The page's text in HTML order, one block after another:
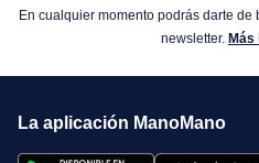
En cualquier momento podrás darte
newsletter.
La aplicación ManoMano